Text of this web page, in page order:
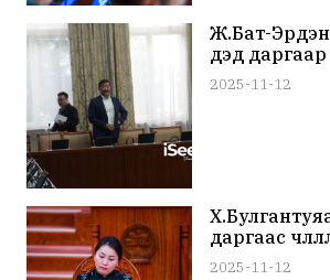
Ж.Бат-
дэд
2025-11-12
даргаас
2025-11-12